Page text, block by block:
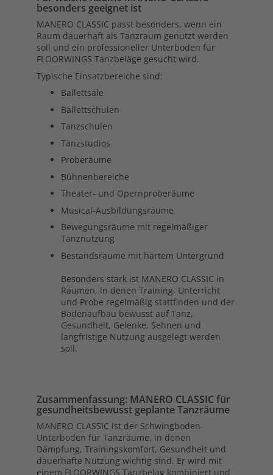
besonders geeignet ist
MANERO CLASSIC passt besonders, wenn ein
Raum dauerhaft als Tanzraum genutzt werden
soll und ein professioneller Unterboden für
FLOORWINGS Tanzbeläge gesucht wird.
Typische Einsatzbereiche sind:
Ballettsäle
Ballettschulen
Tanzschulen
Tanzstudios
Proberäume
Bühnenbereiche
Theater- und Opernproberäume
Musical-Ausbildungsräume
Bewegungsräume mit regelmäßiger
Tanznutzung
Bestandsräume mit hartem Untergrund
Besonders stark ist MANERO CLASSIC in
Räumen, in denen Training, Unterricht
und Probe regelmäßig stattfinden und der
Bodenaufbau bewusst auf Tanz,
Gesundheit, Gelenke, Sehnen und
langfristige Nutzung ausgelegt werden
soll.
Zusammenfassung: MANERO CLASSIC für
gesundheitsbewusst geplante Tanzräume
MANERO CLASSIC ist der Schwingboden-
Unterboden für Tanzräume, in denen
Dämpfung, Trainingskomfort, Gesundheit und
dauerhafte Nutzung wichtig sind. Er wird mit
einem FLOORWINGS Tanzbelag kombiniert und